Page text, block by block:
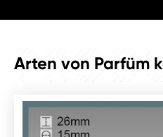
Arten von Parfüm